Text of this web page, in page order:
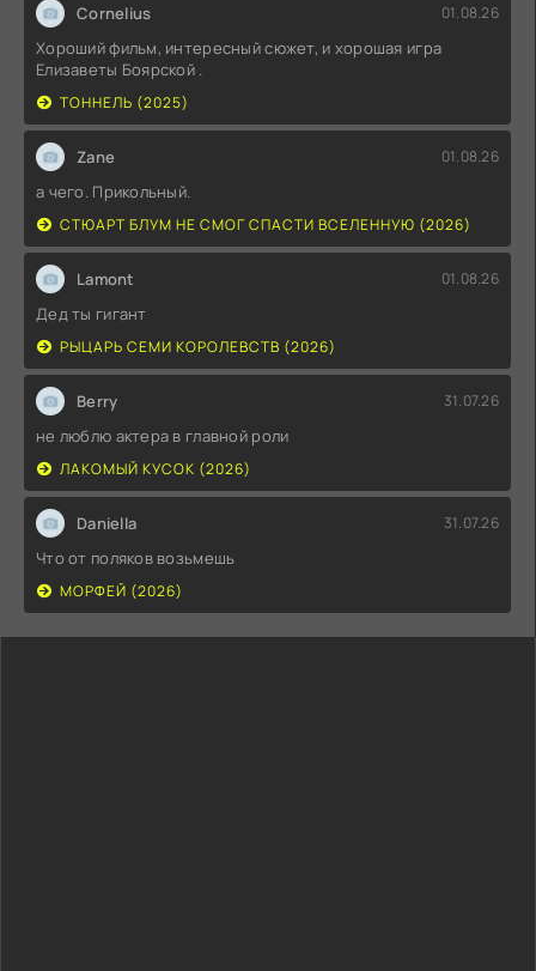
Cornelius 01.08.26
Хороший фильм, интересный сюжет, и хорошая игра
Елизаветы Боярской .
ТОННЕЛЬ (2025)
Zane 01.08.26
а чего. Прикольный.
СТЮАРТ БЛУМ НЕ СМОГ СПАСТИ ВСЕЛЕННУЮ (2026)
Lamont 01.08.26
Дед ты гигант
РЫЦАРЬ СЕМИ КОРОЛЕВСТВ (2026)
Berry 31.07.26
не люблю актера в главной роли
ЛАКОМЫЙ КУСОК (2026)
Daniella 31.07.26
Что от поляков возьмешь
МОРФЕЙ (2026)